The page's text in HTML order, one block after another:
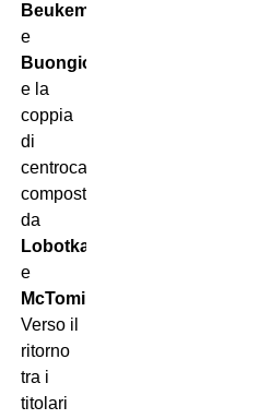
Beukema
e
Buongiorno
e la
coppia
di
centrocampo
composta
da
Lobotka
e
McTominay
Verso il
ritorno
tra i
titolari